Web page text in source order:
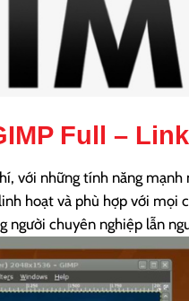
Full –
với những tính năng
hoạt và phù hợp với mọi
người chuyên nghiệp lẫn